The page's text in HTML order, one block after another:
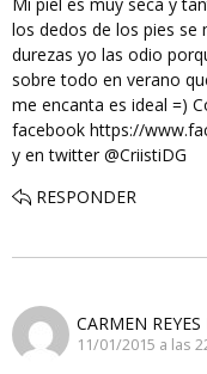
los dedos de los pies se
durezas yo las odio
sobre todo en verano
me encanta es ideal =)
facebook https://
y en twitter @CriistiDG
RESPONDER
CARMEN
11/01/2015 a las